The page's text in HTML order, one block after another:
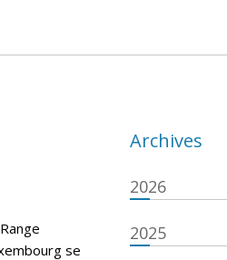
se
Archives
2026
2025